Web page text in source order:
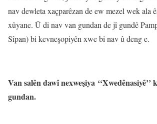
nav dewleta xaçparêzan de ew mezel wek ala
xûyane. Û di nav van gundan de jî gundê
Sîpan) bi kevneşopiyên xwe bi nav û deng e.
Van salên dawî nexweşiya ‘‘Xwedênasiyê’’
gundan.